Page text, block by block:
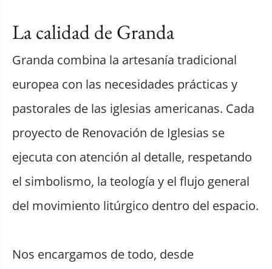
La calidad de Granda
Granda combina la artesanía tradicional
europea con las necesidades prácticas y
pastorales de las iglesias americanas. Cada
proyecto de Renovación de Iglesias se
ejecuta con atención al detalle, respetando
el simbolismo, la teología y el flujo general
del movimiento litúrgico dentro del espacio.
Nos encargamos de todo, desde